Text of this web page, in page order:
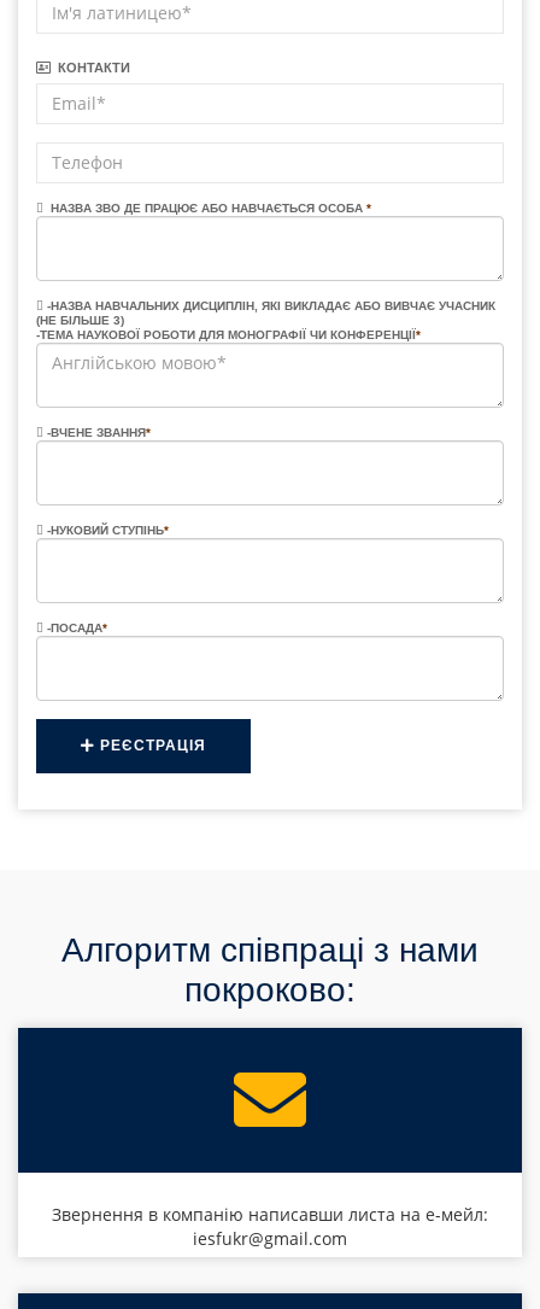
КОНТАКТИ
НАЗВА ЗВО ДЕ ПРАЦЮЄ АБО НАВЧАЄТЬСЯ ОСОБА *
-НАЗВА НАВЧАЛЬНИХ ДИСЦИПЛІН, ЯКІ ВИКЛАДАЄ АБО ВИВЧАЄ УЧАСНИК
(НЕ БІЛЬШЕ 3)
-ТЕМА НАУКОВОЇ РОБОТИ ДЛЯ МОНОГРАФІЇ ЧИ КОНФЕРЕНЦІЇ*
-ВЧЕНЕ ЗВАННЯ*
-НУКОВИЙ СТУПІНЬ*
-ПОСАДА*
РЕЄСТРАЦІЯ
Алгоритм співпраці з нами
покроково:
Звернення в компанію написавши листа на е-мейл:
iesfukr@gmail.com